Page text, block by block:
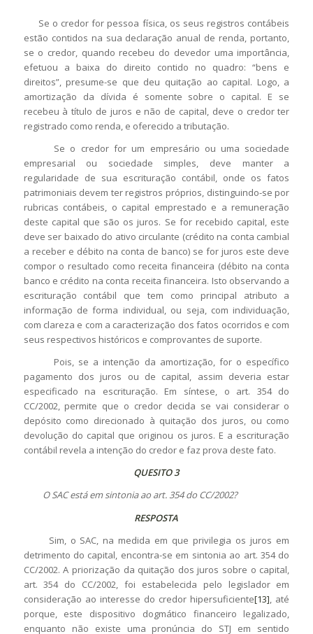
Se o credor for pessoa física, os seus registros contábeis
estão contidos na sua declaração anual de renda, portanto,
se o credor, quando recebeu do devedor uma importância,
efetuou a baixa do direito contido no quadro: “bens e
direitos”, presume-se que deu quitação ao capital. Logo, a
amortização da dívida é somente sobre o capital. E se
recebeu à título de juros e não de capital, deve o credor ter
registrado como renda, e oferecido a tributação.
Se o credor for um empresário ou uma sociedade
empresarial ou sociedade simples, deve manter a
regularidade de sua escrituração contábil, onde os fatos
patrimoniais devem ter registros próprios, distinguindo-se por
rubricas contábeis, o capital emprestado e a remuneração
deste capital que são os juros. Se for recebido capital, este
deve ser baixado do ativo circulante (crédito na conta cambial
a receber e débito na conta de banco) se for juros este deve
compor o resultado como receita financeira (débito na conta
banco e crédito na conta receita financeira. Isto observando a
escrituração contábil que tem como principal atributo a
informação de forma individual, ou seja, com individuação,
com clareza e com a caracterização dos fatos ocorridos e com
seus respectivos históricos e comprovantes de suporte.
Pois, se a intenção da amortização, for o específico
pagamento dos juros ou de capital, assim deveria estar
especificado na escrituração. Em síntese, o art. 354 do
CC/2002, permite que o credor decida se vai considerar o
depósito como direcionado à quitação dos juros, ou como
devolução do capital que originou os juros. E a escrituração
contábil revela a intenção do credor e faz prova deste fato.
QUESITO 3
O SAC está em sintonia ao art. 354 do CC/2002?
RESPOSTA
Sim, o SAC, na medida em que privilegia os juros em
detrimento do capital, encontra-se em sintonia ao art. 354 do
CC/2002. A priorização da quitação dos juros sobre o capital,
art. 354 do CC/2002, foi estabelecida pelo legislador em
consideração ao interesse do credor hipersuficiente[13] , até
porque, este dispositivo dogmático financeiro legalizado,
enquanto não existe uma pronúncia do STJ em sentido